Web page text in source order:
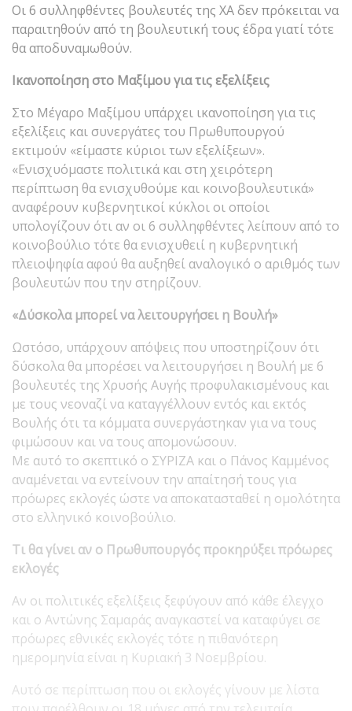
Οι 6 συλληφθέντες βουλευτές της ΧΑ δεν πρόκειται να
παραιτηθούν από τη βουλευτική τους έδρα γιατί τότε
θα αποδυναμωθούν.
Ικανοποίηση στο Μαξίμου για τις εξελίξεις
Στο Μέγαρο Μαξίμου υπάρχει ικανοποίηση για τις
εξελίξεις και συνεργάτες του Πρωθυπουργού
εκτιμούν «είμαστε κύριοι των εξελίξεων».
«Ενισχυόμαστε πολιτικά και στη χειρότερη
περίπτωση θα ενισχυθούμε και κοινοβουλευτικά»
αναφέρουν κυβερνητικοί κύκλοι οι οποίοι
υπολογίζουν ότι αν οι 6 συλληφθέντες λείπουν από το
κοινοβούλιο τότε θα ενισχυθειί η κυβερνητική
πλειοψηφία αφού θα αυξηθεί αναλογικό ο αριθμός των
βουλευτών που την στηρίζουν.
«Δύσκολα μπορεί να λειτουργήσει η Βουλή»
Ωστόσο, υπάρχουν απόψεις που υποστηρίζουν ότι
δύσκολα θα μπορέσει να λειτουργήσει η Βουλή με 6
βουλευτές της Χρυσής Αυγής προφυλακισμένους και
με τους νεοναζί να καταγγέλλουν εντός και εκτός
Βουλής ότι τα κόμματα συνεργάστηκαν για να τους
φιμώσουν και να τους απομονώσουν.
Με αυτό το σκεπτικό ο ΣΥΡΙΖΑ και ο Πάνος Καμμένος
αναμένεται να εντείνουν την απαίτησή τους για
πρόωρες εκλογές ώστε να αποκατασταθεί η ομολότητα
στο ελληνικό κοινοβούλιο.
Τι θα γίνει αν ο Πρωθυπουργός προκηρύξει πρόωρες
εκλογές
Αν οι πολιτικές εξελίξεις ξεφύγουν από κάθε έλεγχο
και ο Αντώνης Σαμαράς αναγκαστεί να καταφύγει σε
πρόωρες εθνικές εκλογές τότε η πιθανότερη
ημερομηνία είναι η Κυριακή 3 Νοεμβρίου.
Αυτό σε περίπτωση που οι εκλογές γίνουν με λίστα